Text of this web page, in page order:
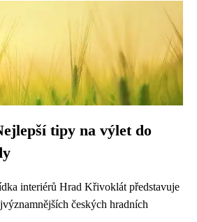
tipy na výlet do
interiérů Hrad Křivoklát představuje
českých hradních